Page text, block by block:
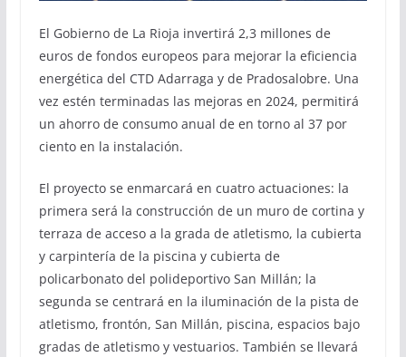
El Gobierno de La Rioja invertirá 2,3 millones de
euros de fondos europeos para mejorar la eficiencia
energética del CTD Adarraga y de Pradosalobre. Una
vez estén terminadas las mejoras en 2024, permitirá
un ahorro de consumo anual de en torno al 37 por
ciento en la instalación.
El proyecto se enmarcará en cuatro actuaciones: la
primera será la construcción de un muro de cortina y
terraza de acceso a la grada de atletismo, la cubierta
y carpintería de la piscina y cubierta de
policarbonato del polideportivo San Millán; la
segunda se centrará en la iluminación de la pista de
atletismo, frontón, San Millán, piscina, espacios bajo
gradas de atletismo y vestuarios. También se llevará